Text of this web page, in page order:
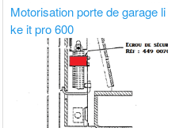
Motorisation porte de garage li
ke it pro 600